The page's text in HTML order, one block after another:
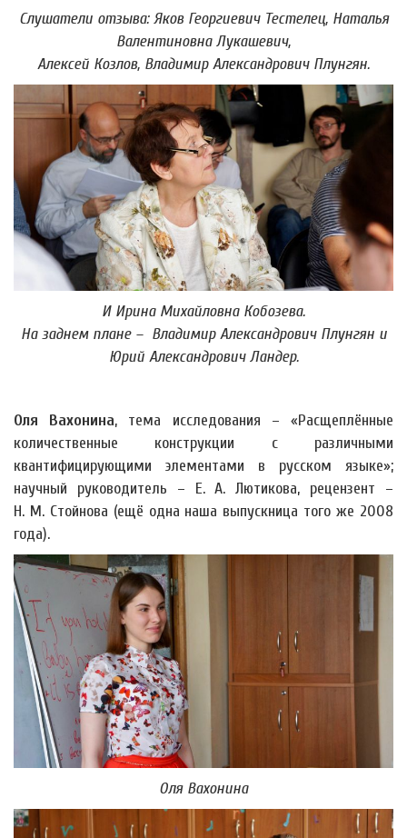
Слушатели отзыва: Яков Георгиевич Тестелец, Наталья
Валентиновна Лукашевич,
Алексей Козлов, Владимир Александрович Плунгян.
И Ирина Михайловна Кобозева.
На заднем плане – Владимир Александрович Плунгян и
Юрий Александрович Ландер.
Оля Вахонина, тема исследования – «Расщеплённые
количественные конструкции с различными
квантифицирующими элементами в русском языке»;
научный руководитель – Е. А. Лютикова, рецензент –
Н. М. Стойнова (ещё одна наша выпускница того же 2008
года).
Оля Вахонина